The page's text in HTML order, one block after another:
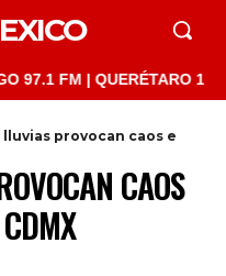
| QUERÉTARO 103.1
provocan caos e
CAOS